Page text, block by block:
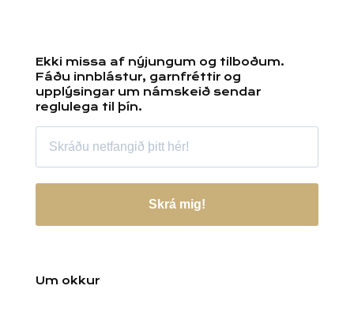
Ekki missa af nýjungum og tilboðum.
Fáðu innblástur, garnfréttir og
upplýsingar um námskeið sendar
reglulega til þín.
Skrá mig!
Um okkur